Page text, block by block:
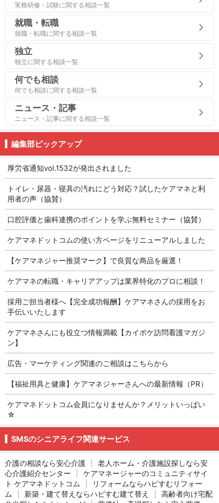
実務研修・試験に関する相談一覧
就職・転職
就職・転職に関する相談一覧
独立
独立に関する相談一覧
何でも相談
何でも相談に関する相談一覧
ニュース・記事
ニュース・記事に関する相談一覧
編集部ピックアップ
厚労省通知vol.1532が発出されました
トイレ・尿器・寝具の汚れにどう対応？試したケアマネと利
用者の声（協賛）
口腔評価と歯科連携のポイントを学ぶ無料セミナー（協賛）
ケアマネドットコムの使い方ページをリニューアルしました
【ケアマネジャー推奨マーク】で良質な商品を厳選！
ケアマネの転職・キャリアアップは業界特化のプロに相談！
採用ご担当者様へ【完全成功報酬】ケアマネさんの採用をお
手伝いいたします
ケアマネさんにも役立つ情報満載【カイポケ訪問看護マガジ
ン】
広告・マーケティング関連のご相談はこちらから
【福祉用具と健康】ケアマネジャーさんへの最新情報（PR）
ケアマネドットコム会員になりませんか？メリットいっぱい
☆
SMSのシニアライフ関連サービス
介護の相談なら安心介護
老人ホーム・介護施設探しなら安
心介護紹介センター
ケアマネージャーのコミュニティサイ
ト ケアマネドットコム
リフォームならハピすむリフォー
ム
新築・建て替えならハピすむ建て替え
高齢者向け宅配